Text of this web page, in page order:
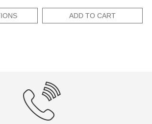
ADD TO CART